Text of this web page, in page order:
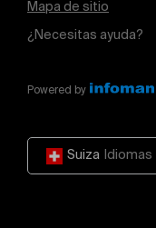
Mapa de sitio
¿Necesitas ayuda?
Powered by
Suiza Idiomas